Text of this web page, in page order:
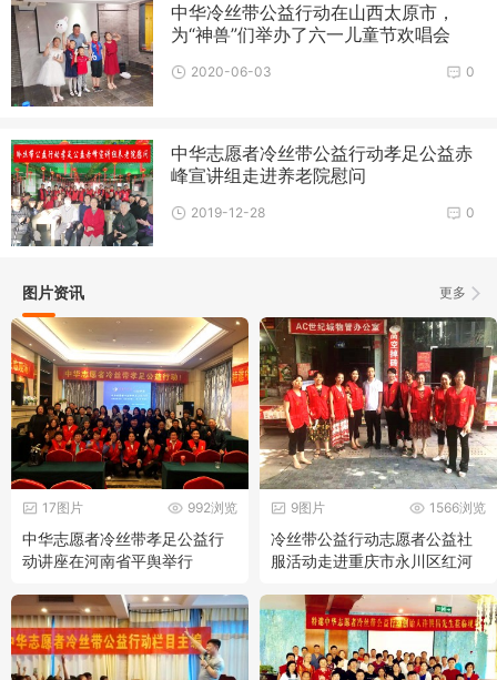
中华冷丝带公益行动在山西太原市，
为“神兽”们举办了六一儿童节欢唱会
0
2020-06-03
中华志愿者冷丝带公益行动孝足公益赤
峰宣讲组走进养老院慰问
0
2019-12-28
更多
图片资讯
992浏览
17图片
中华志愿者冷丝带孝足公益行
动讲座在河南省平舆举行
1566浏览
9图片
冷丝带公益行动志愿者公益社
服活动走进重庆市永川区红河